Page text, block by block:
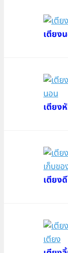
เตียง
เตียง
เตียง